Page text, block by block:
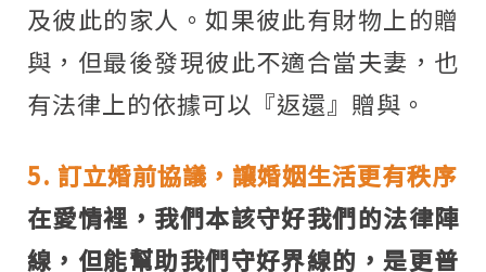
及彼此的家人。如果彼此有財物上的贈
與，但最後發現彼此不適合當夫妻，也
有法律上的依據可以『返還』贈與。
5. 訂立婚前協議，讓婚姻生活更有秩序
在愛情裡，我們本該守好我們的法律陣
線，但能幫助我們守好界線的，是更普